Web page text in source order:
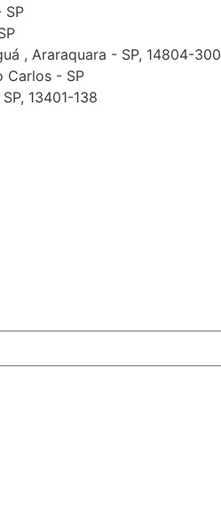
SP
, Araraquara - SP, 14804-300
Carlos - SP
13401-138